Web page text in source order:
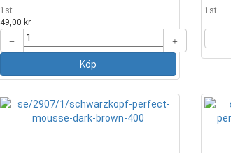
1st
49,00 kr
1st